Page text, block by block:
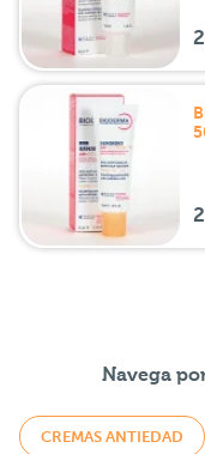
Navega
CREMAS ANTIEDAD